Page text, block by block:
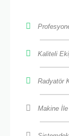
Kaliteli
Radyatör
Makine